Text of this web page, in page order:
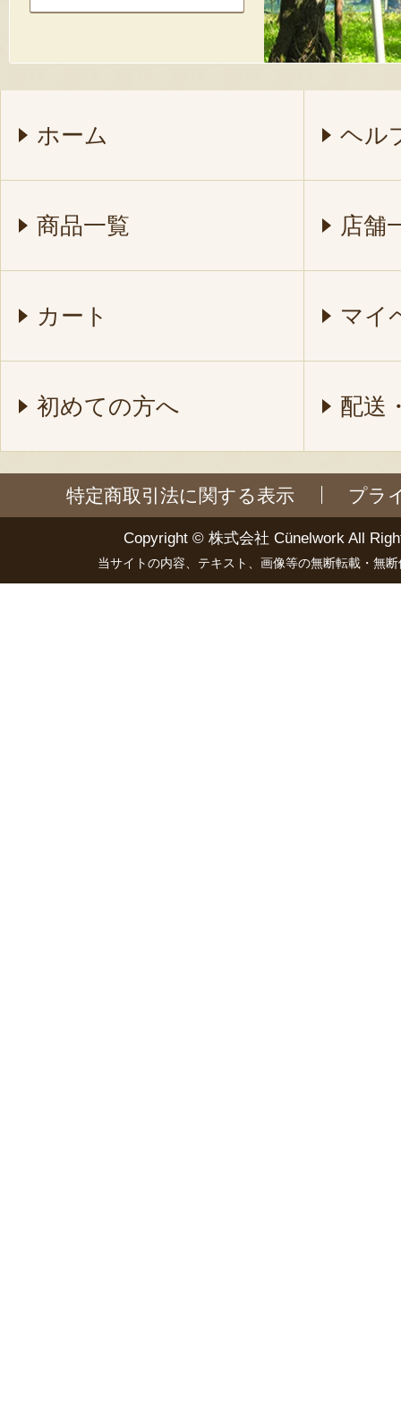
ホーム ヘル
商品一覧 店舗
カート マイ
初めての方へ 配送
特定商取引法に関する表示 プラ
Copyright © 株式会社 Cünelwork All
当サイトの内容、テキスト、画像等の無断転載・無